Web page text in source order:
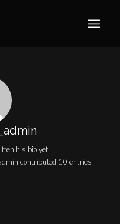
his bio yet.
contributed 10 entries